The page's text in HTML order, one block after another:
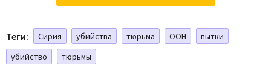
Теги: Сирия убийства тюрьма ООН
пытки
убийство
тюрьмы